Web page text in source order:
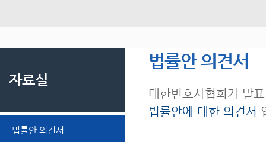
자료실
법률안 의견서
법률안 의견서
대한변호사협회가 발
법률안에 대한 의견서